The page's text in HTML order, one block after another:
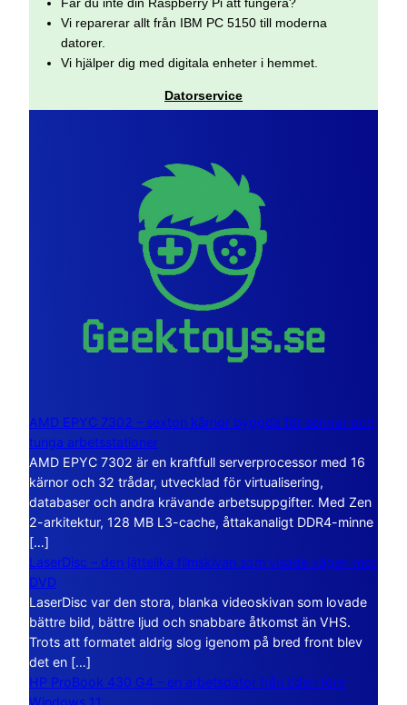
Vi reparerar allt från IBM PC 5150 till moderna
datorer.
Vi hjälper dig med digitala enheter i hemmet.
Datorservice
AMD EPYC 7302 – sexton kärnor byggda för servrar och
tunga arbetsstationer
AMD EPYC 7302 är en kraftfull serverprocessor med 16
kärnor och 32 trådar, utvecklad för virtualisering,
databaser och andra krävande arbetsuppgifter. Med Zen
2-arkitektur, 128 MB L3-cache, åttakanaligt DDR4-minne
[…]
LaserDisc – den jättelika filmskivan som visade vägen mot
DVD
LaserDisc var den stora, blanka videoskivan som lovade
bättre bild, bättre ljud och snabbare åtkomst än VHS.
Trots att formatet aldrig slog igenom på bred front blev
det en […]
HP ProBook 430 G4 – en arbetsdator från tiden före
Windows 11